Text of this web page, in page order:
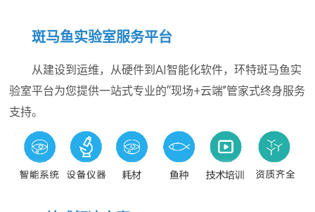
斑马鱼实验室服务平台
从建设到运维，从硬件到AI智能化软件，环特斑马鱼实
验室平台为您提供一站式专业的“现场+云端”管家式终身服务
支持。